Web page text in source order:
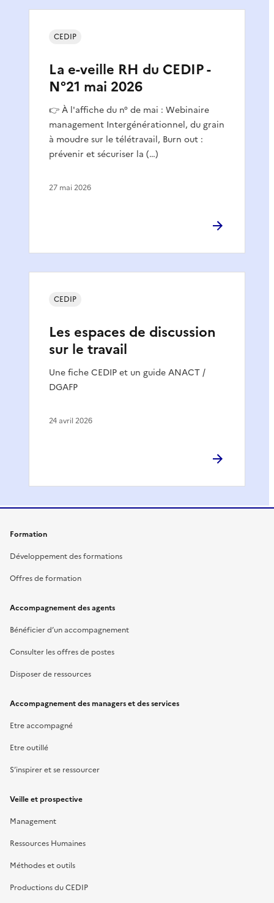
La e-veille RH du CEDIP -
N°21 mai 2026
👉 À l'affiche du n° de mai : Webinaire
management Intergénérationnel, du grain
à moudre sur le télétravail, Burn out :
prévenir et sécuriser la (…)
CEDIP
27 mai 2026
Les espaces de discussion
sur le travail
Une fiche CEDIP et un guide ANACT /
DGAFP
CEDIP
24 avril 2026
Formation
Développement des formations
Offres de formation
Accompagnement des agents
Bénéficier d’un accompagnement
Consulter les offres de postes
Disposer de ressources
Accompagnement des managers et des services
Etre accompagné
Etre outillé
S’inspirer et se ressourcer
Veille et prospective
Management
Ressources Humaines
Méthodes et outils
Productions du CEDIP